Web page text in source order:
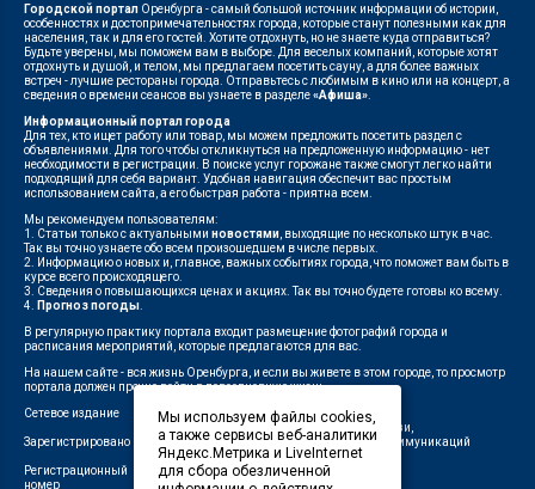
Городской портал Оренбурга - самый большой источник информации об истории,
особенностях и достопримечательностях города, которые станут полезными как для
населения, так и для его гостей. Хотите отдохнуть, но не знаете куда отправиться?
Будьте уверены, мы поможем вам в выборе. Для веселых компаний, которые хотят
отдохнуть и душой, и телом, мы предлагаем посетить сауну, а для более важных
встреч - лучшие рестораны города. Отправьтесь с любимым в кино или на концерт, а
сведения о времени сеансов вы узнаете в разделе«Афиша»
Информационный портал города
Для тех, кто ищет работу или товар, мы можем предложить посетить раздел с
объявлениями. Для того чтобы откликнуться на предложенную информацию - нет
необходимости в регистрации. В поиске услуг горожане также смогут легко найти
подходящий для себя вариант. Удобная навигация обеспечит вас простым
использованием сайта, а его быстрая работа - приятна всем.
Мы рекомендуем пользователям:
1. Статьи только с актуальными новостями , выходящие по несколько штук в час.
Так вы точно узнаете обо всем произошедшем в числе первых.
2. Информацию о новых и, главное, важных событиях города, что поможет вам быть в
курсе всего происходящего.
3. Сведения о повышающихся ценах и акциях. Так вы точно будете готовы ко всему.
4.
Прогноз погоды
В регулярную практику портала входит размещение фотографий города и
расписания мероприятий, которые предлагаются для вас.
На нашем сайте - вся жизнь Оренбурга, и если вы живете в этом городе, то просмотр
портала должен прочно войти в повседневную жизнь.
Сетевое издание
"1743"
Зарегистрировано
Федеральной службой по надзору в сфере связи,
информационных технологий и массовых коммуникаций
(Роскомнадзор)
Регистрационный
номер
ЭЛ № ФС 77-75960 от 19.06.2019 г.
Мы используем файлы cookies,
а также сервисы веб-аналитики
Яндекс.Метрика и LiveInternet
для сбора обезличенной